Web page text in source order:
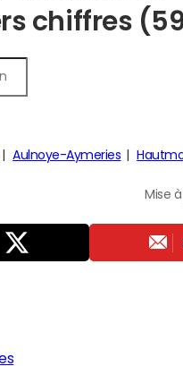
chiffres
Aulnoye-Aymeries
Mise